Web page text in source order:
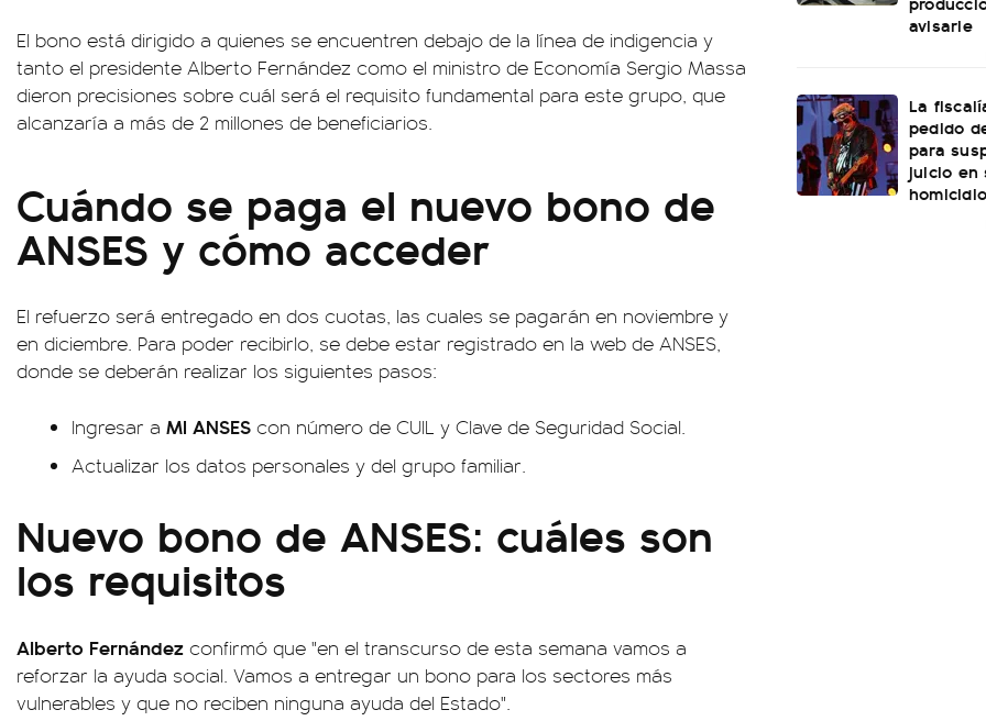
El bono está dirigido a quienes se encuentren debajo de la línea de indigencia y
tanto el presidente Alberto Fernández como el ministro de Economía Sergio Massa
dieron precisiones sobre cuál será el requisito fundamental para este grupo, que
alcanzaría a más de 2 millones de beneficiarios.
Cuándo se paga el nuevo bono de
ANSES y cómo acceder
El refuerzo será entregado en dos cuotas, las cuales se pagarán en noviembre y
en diciembre. Para poder recibirlo, se debe estar registrado en la web de ANSES,
donde se deberán realizar los siguientes pasos:
Ingresar a MI ANSES con número de CUIL y Clave de Seguridad Social.
Actualizar los datos personales y del grupo familiar.
Nuevo bono de ANSES: cuáles son
los requisitos
Alberto Fernández confirmó que "en el transcurso de esta semana vamos a
reforzar la ayuda social. Vamos a entregar un bono para los sectores más
vulnerables y que no reciben ninguna ayuda del Estado".
avisarle
La
pedido
para
juicio en
homicidio